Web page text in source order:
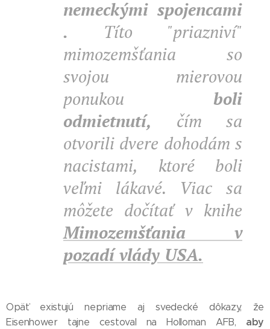
nemeckými spojencami
. Títo "priazniví"
mimozemšťania so
svojou mierovou
ponukou boli
odmietnutí, čím sa
otvorili dvere dohodám s
nacistami, ktoré boli
veľmi lákavé. Viac sa
môžete dočítať v knihe
Mimozemšťania v
pozadí vlády USA.
Opäť existujú nepriame aj svedecké dôkazy, že
Eisenhower tajne cestoval na Holloman AFB, aby